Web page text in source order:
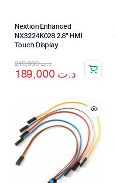
Nextion Enhanced
NX3224K028 2.8” HMI
Touch Display
د.ت219,000
Original
price
د.ت 219,000.
د.ت
Current
price
د.ت 189,000.